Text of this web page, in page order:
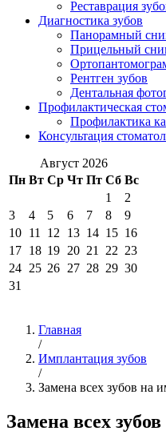
Реставрация
Диагностика зубов
Панорамный
Прицельный
Рентген зубов
Дентальная
Профилактическая
Профилактика
Консультация
Август 2026
Пн Вт Ср Чт Пт Сб Вс
1
2
3
4 5 6 7 8
9
10 11 12 13 14 15 16
17 18 19 20 21 22 23
24 25 26 27 28 29 30
31
Главная
/
Имплантация зубов
/
Замена всех зубов на
Замена всех